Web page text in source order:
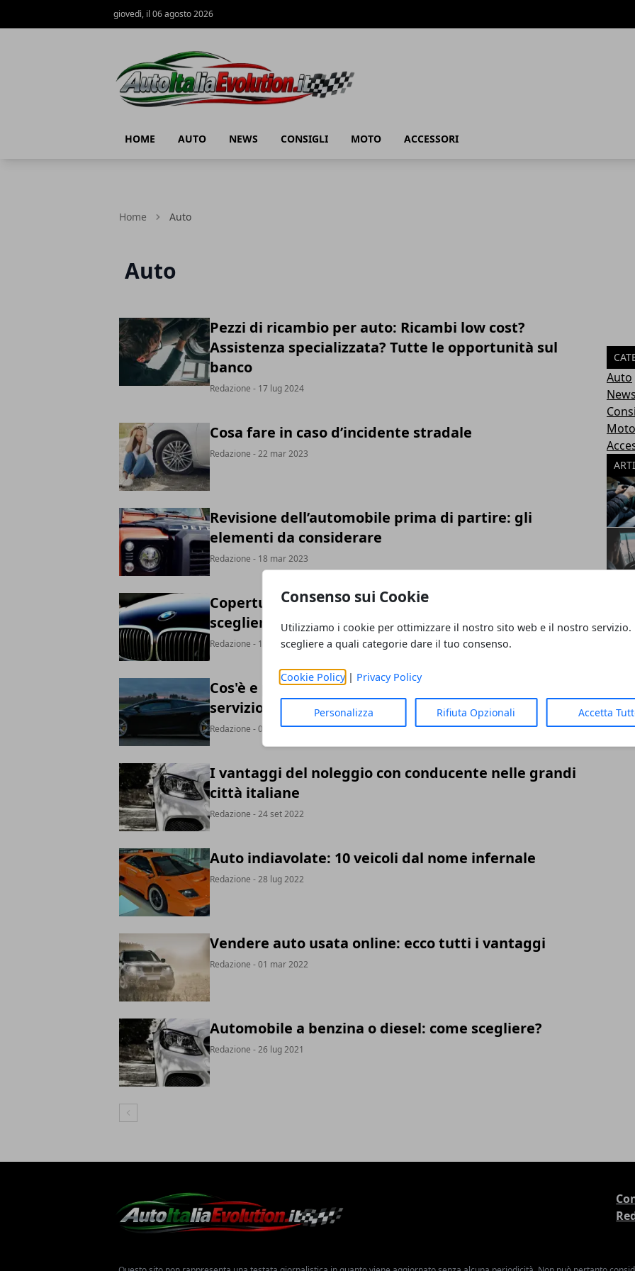
Consenso sui Cookie
Utilizziamo i cookie per ottimizzare il nostro sito web e il nostro servizio.
scegliere a quali categorie dare il tuo consenso.
Cookie Policy| Privacy Policy
Personalizza Rifiuta Opzionali Accetta
giovedì, il 06 agosto 2026
HOME AUTO NEWS CONSIGLI MOTO ACCESSORI
Home Auto
Auto
Pezzi di ricambio per auto: Ricambi low cost?
Assistenza specializzata? Tutte le opportunità sul
banco
Redazione - 17 lug 2024
Cosa fare in caso d’incidente stradale
Redazione - 22 mar 2023
Revisione dell’automobile prima di partire: gli
elementi da considerare
Redazione - 18 mar 2023
Coperture per auto: quali sono le soluzioni e come
scegliere
Redazione - 16 feb 2023
Cos'è e perché sta avendo così tanto successo il
servizio NCC
Redazione - 07 feb 2023
I vantaggi del noleggio con conducente nelle grandi
città italiane
Redazione - 24 set 2022
Auto indiavolate: 10 veicoli dal nome infernale
Redazione - 28 lug 2022
Vendere auto usata online: ecco tutti i vantaggi
Redazione - 01 mar 2022
Automobile a benzina o diesel: come scegliere?
Redazione - 26 lug 2021
Articolo Precedente
Auto
Moto